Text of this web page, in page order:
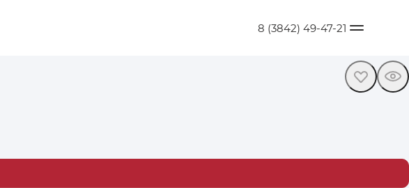
8 (3842) 49-47-21